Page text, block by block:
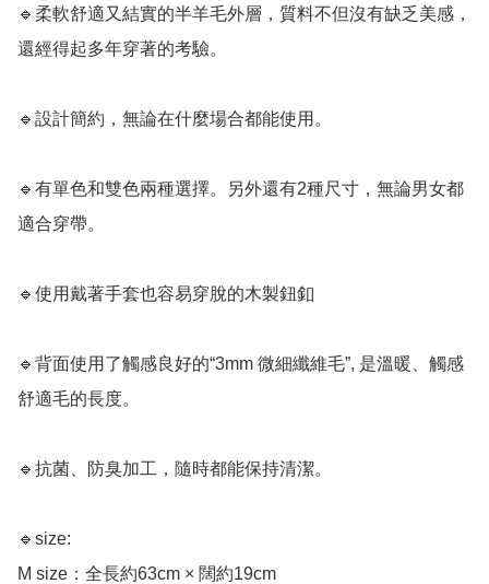
🔹柔軟舒適又結實的半羊毛外層，質料不但沒有缺乏美感，
還經得起多年穿著的考驗。
🔹設計簡約，無論在什麼場合都能使用。
🔹有單色和雙色兩種選擇。另外還有2種尺寸，無論男女都
適合穿帶。
🔹使用戴著手套也容易穿脫的木製鈕釦
🔹背面使用了觸感良好的“3mm 微細纖維毛”, 是溫暖、觸感
舒適毛的長度。
🔹抗菌、防臭加工，隨時都能保持清潔。
🔹size:
M size：全長約63cm × 闊約19cm